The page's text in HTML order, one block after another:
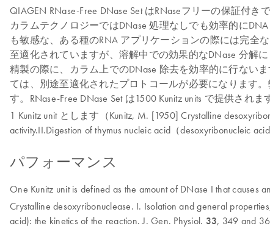
QIAGEN RNase-Free DNase Set はRNaseフリーの保証付
カラムテクノロジーではDNase 処理なしでも効率的に
も敏感な、ある種のRNA アプリケーションの際には完全
至適化されていますが、溶解中での効果的なDNase 分解に
精製の際に、カラム上でのDNase 除去を効率的に行ない
ては、別途至適化されたプロトコールが必要になります
す。RNase-Free DNase Set は1500 Kunitz units で提供さ
1 Kunitz unit とします（Kunitz, M. [1950] Crystalline
activity.II.Digestion of thymus nucleic acid（desoxyribonucleic
パフォーマンス
One Kunitz unit is defined as the amount of DNase I that causes
Crystalline desoxyribonuclease. I. Isolation and general
acid): the kinetics of the reaction. J. Gen. Physiol. 33, 349 and